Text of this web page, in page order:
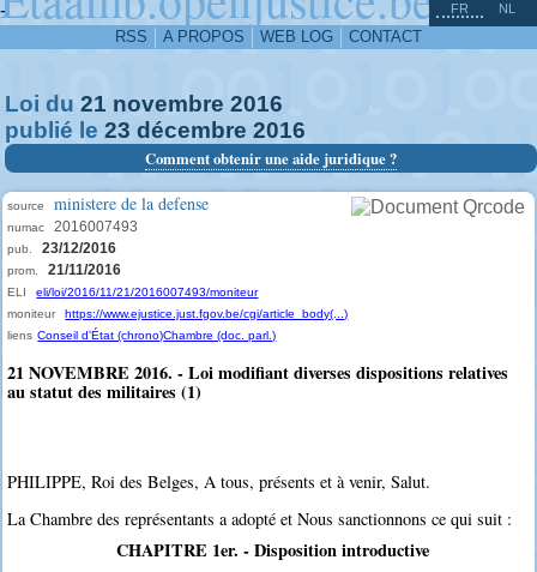
-
RSS A PROPOS WEB LOG CONTACT
FR NL
Loi du 21 novembre 2016
publié le 23 décembre 2016
Comment obtenir une aide juridique ?
source ministere de la defense
numac 2016007493
pub. 23/12/2016
prom. 21/11/2016
ELI
eli/loi/2016/11/21/2016007493/moniteur
moniteur
https://www.ejustice.just.fgov.be/cgi/article_body(...)
liens Conseil d'État (chrono)Chambre (doc. parl.)
21 NOVEMBRE 2016. - Loi modifiant diverses dispositions relatives
au statut des militaires (1)
PHILIPPE, Roi des Belges, A tous, présents et à venir, Salut.
La Chambre des représentants a adopté et Nous sanctionnons ce qui suit :
CHAPITRE 1er. - Disposition introductive
^